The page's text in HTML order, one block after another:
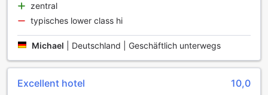
Birmingham City vereint Komfort und Unterhaltung und
sorgt dafür, dass Sie sich während Ihres Aufenthalts
Sporteinrichtungen im Holiday Inn Birmingham City
hervorragende Auswahl an Sporteinrichtungen, die sowohl
zentral
typisches lower class hi
Michael Deutschland | Geschäftlich unterwegs
Excellent hotel 10,0